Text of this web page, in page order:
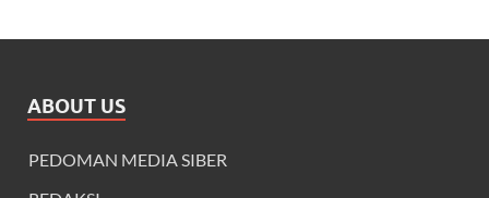
ABOUT US
PEDOMAN MEDIA SIBER